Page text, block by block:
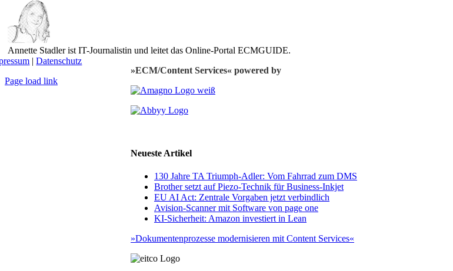
Annette Stadler ist IT-Journalistin und leitet das Online-Portal ECMGUIDE.
»ECM/Content Services« powered by
Neueste Artikel
130 Jahre TA Triumph-Adler: Vom Fahrrad zum DMS
Brother setzt auf Piezo-Technik für Business-Inkjet
EU AI Act: Zentrale Vorgaben jetzt verbindlich
Avision-Scanner mit Software von page one
KI-Sicherheit: Amazon investiert in Lean
»Dokumentenprozesse modernisieren mit Content Services«
|Datenschutz
Page load link